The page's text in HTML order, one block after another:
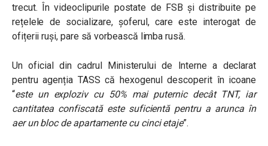
trecut. În videoclipurile postate de FSB și distribuite pe
rețelele de socializare, șoferul, care este interogat de
ofițerii ruși, pare să vorbească limba rusă.
Un oficial din cadrul Ministerului de Interne a declarat
pentru agenția TASS că hexogenul descoperit în icoane
“este un exploziv cu 50% mai puternic decât TNT, iar
cantitatea confiscată este suficientă pentru a arunca în
aer un bloc de apartamente cu cinci etaje”.